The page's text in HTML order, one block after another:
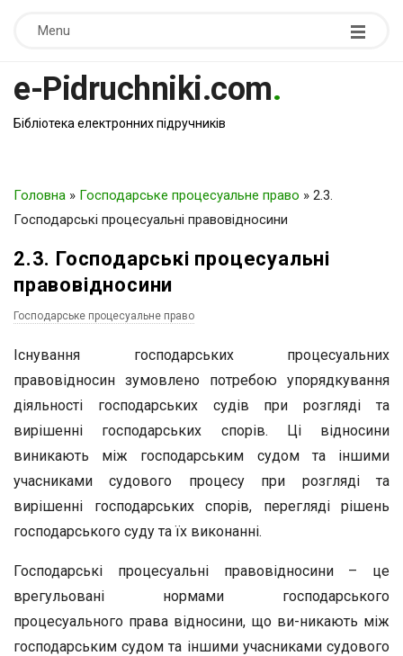
Menu
e-Pidruchniki.com.
Бібліотека електронних підручників
Головна » Господарське процесуальне право » 2.3.
Господарські процесуальні правовідносини
2.3. Господарські процесуальні
правовідносини
Господарське процесуальне право
Існування господарських процесуальних
правовідносин зумовлено потребою упорядкування
діяльності господарських судів при розгляді та
вирішенні господарських спорів. Ці відносини
виникають між господарським судом та іншими
учасниками судового процесу при розгляді та
вирішенні господарських спорів, перегляді рішень
господарського суду та їх виконанні.
Господарські процесуальні правовідносини – це
врегульовані нормами господарського
процесуального права відносини, що ви-никають між
господарським судом та іншими учасниками судового